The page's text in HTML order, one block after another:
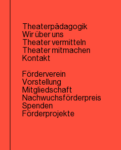
Theaterpädagogik
Wir über uns
Theater vermitteln
Theater mitmachen
Kontakt
Förderverein
Vorstellung
Mitgliedschaft
Nachwuchsförderpreis
Spenden
Förderprojekte